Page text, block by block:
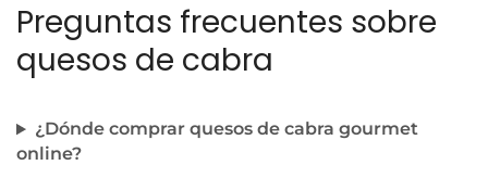
Preguntas frecuentes sobre
quesos de cabra
¿Dónde comprar quesos de cabra gourmet
online?